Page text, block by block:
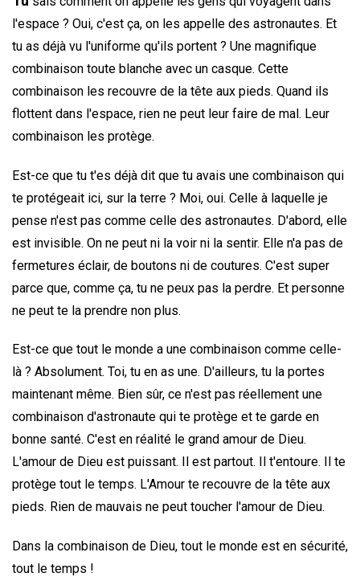
l'espace ? Oui, c'est ça, on les appelle des astronautes. Et
tu as déjà vu l'uniforme qu'ils portent ? Une magnifique
combinaison toute blanche avec un casque. Cette
combinaison les recouvre de la tête aux pieds. Quand ils
flottent dans l'espace, rien ne peut leur faire de mal. Leur
combinaison les protège.
Est-ce que tu t'es déjà dit que tu avais une combinaison qui
te protégeait ici, sur la terre ? Moi, oui. Celle à laquelle je
pense n'est pas comme celle des astronautes. D'abord, elle
est invisible. On ne peut ni la voir ni la sentir. Elle n'a pas de
fermetures éclair, de boutons ni de coutures. C'est super
parce que, comme ça, tu ne peux pas la perdre. Et personne
ne peut te la prendre non plus.
Est-ce que tout le monde a une combinaison comme celle-
là ? Absolument. Toi, tu en as une. D'ailleurs, tu la portes
maintenant même. Bien sûr, ce n'est pas réellement une
combinaison d'astronaute qui te protège et te garde en
bonne santé. C'est en réalité le grand amour de Dieu.
L'amour de Dieu est puissant. Il est partout. Il t'entoure. Il te
protège tout le temps. L'Amour te recouvre de la tête aux
pieds. Rien de mauvais ne peut toucher l'amour de Dieu.
Dans la combinaison de Dieu, tout le monde est en sécurité,
tout le temps !